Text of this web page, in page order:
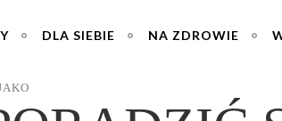
DLA SIEBIE NA ZDROWIE